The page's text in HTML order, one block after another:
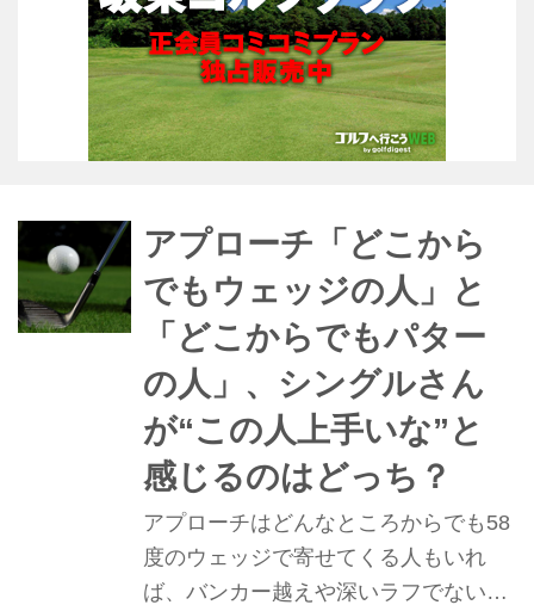
アプローチ「どこから
でもウェッジの人」と
「どこからでもパター
の人」、シングルさん
が“この人上手いな”と
感じるのはどっち？
アプローチはどんなところからでも58
度のウェッジで寄せてくる人もいれ
ば、バンカー越えや深いラフでない限